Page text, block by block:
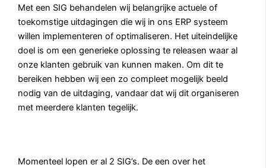
Met een SIG behandelen wij belangrijke actuele of
toekomstige uitdagingen die wij in ons ERP systeem
willen implementeren of optimaliseren. Het uiteindelijke
doel is om een generieke oplossing te releasen waar al
onze klanten gebruik van kunnen maken. Om dit te
bereiken hebben wij een zo compleet mogelijk beeld
nodig van de uitdaging, vandaar dat wij dit organiseren
met meerdere klanten tegelijk.
Momenteel lopen er al 2 SIG’s. De een over het